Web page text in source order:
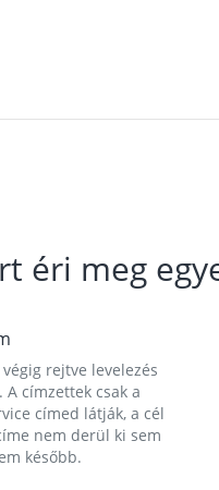
éri meg
rejtve levelezés
A címzettek csak a
címed látják, a cél
nem derül ki sem
később.